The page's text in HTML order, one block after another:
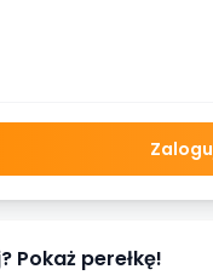
Pokaż perełkę!